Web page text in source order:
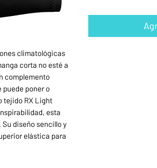
climatológicas
corta no esté a
complemento
puede poner o
tejido RX Light
esta
diseño sencillo y
elástica para